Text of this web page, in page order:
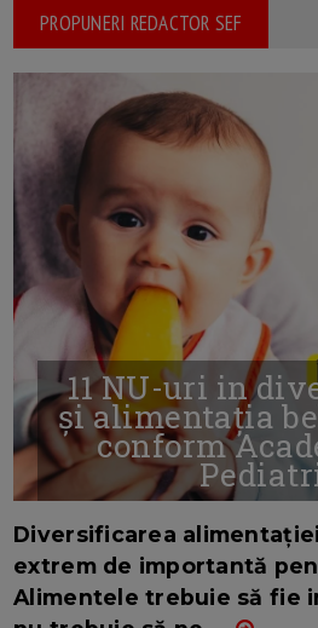
PROPUNERI REDACTOR SEF
11 NU-uri in
și alimentația
conform
Diversificarea
extrem de importantă
Alimentele trebuie să fie